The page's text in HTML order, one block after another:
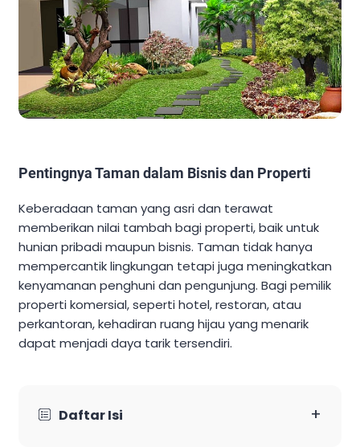
Pentingnya Taman dalam Bisnis dan Properti
Keberadaan taman yang asri dan terawat
memberikan nilai tambah bagi properti, baik untuk
hunian pribadi maupun bisnis. Taman tidak hanya
mempercantik lingkungan tetapi juga meningkatkan
kenyamanan penghuni dan pengunjung. Bagi pemilik
properti komersial, seperti hotel, restoran, atau
perkantoran, kehadiran ruang hijau yang menarik
dapat menjadi daya tarik tersendiri.
Daftar Isi +